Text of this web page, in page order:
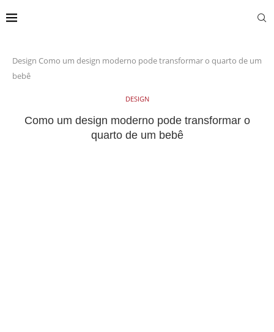
Design Como um design moderno pode transformar o quarto de um
bebê
DESIGN
Como um design moderno pode transformar o
quarto de um bebê